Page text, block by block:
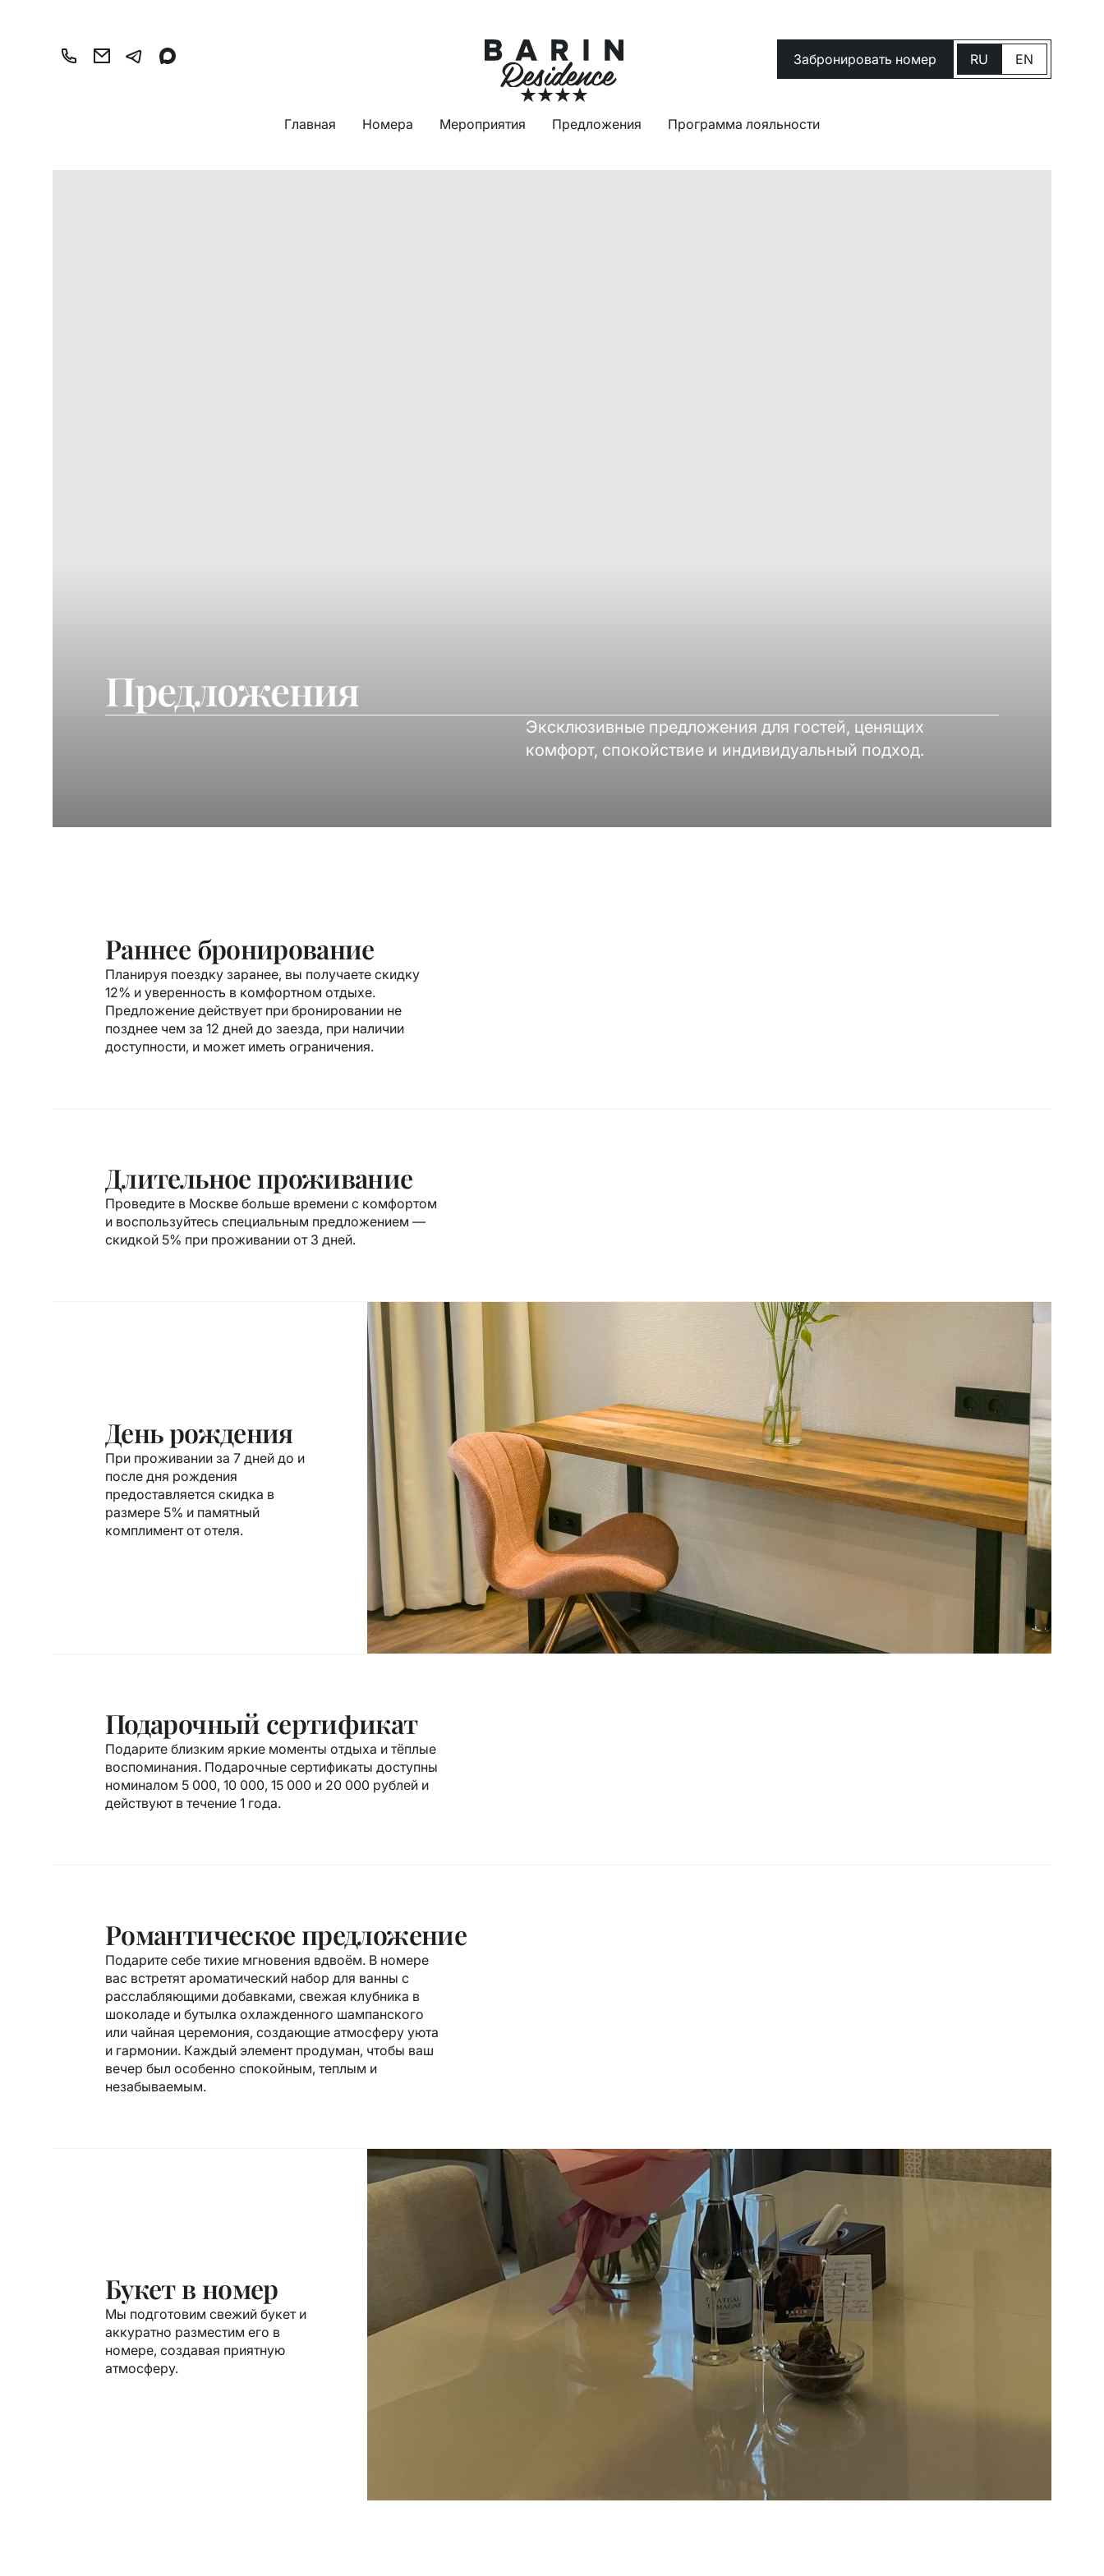
Забронировать номер RU EN
Главная Номера Мероприятия Предложения Программа лояльности
Предложения
Эксклюзивные предложения для гостей, ценящих
комфорт, спокойствие и индивидуальный подход.
Раннее бронирование
Планируя поездку заранее, вы получаете скидку
12% и уверенность в комфортном отдыхе.
Предложение действует при бронировании не
позднее чем за 12 дней до заезда, при наличии
доступности, и может иметь ограничения.
Длительное проживание
Проведите в Москве больше времени с комфортом
и воспользуйтесь специальным предложением —
скидкой 5% при проживании от 3 дней.
День рождения
При проживании за 7 дней до и
после дня рождения
предоставляется скидка в
размере 5% и памятный
комплимент от отеля.
Подарочный сертификат
Подарите близким яркие моменты отдыха и тёплые
воспоминания. Подарочные сертификаты доступны
номиналом 5 000, 10 000, 15 000 и 20 000 рублей и
действуют в течение 1 года.
Романтическое предложение
Подарите себе тихие мгновения вдвоём. В номере
вас встретят ароматический набор для ванны с
расслабляющими добавками, свежая клубника в
шоколаде и бутылка охлажденного шампанского
или чайная церемония, создающие атмосферу уюта
и гармонии. Каждый элемент продуман, чтобы ваш
вечер был особенно спокойным, теплым и
незабываемым.
Букет в номер
Мы подготовим свежий букет и
аккуратно разместим его в
номере, создавая приятную
атмосферу.